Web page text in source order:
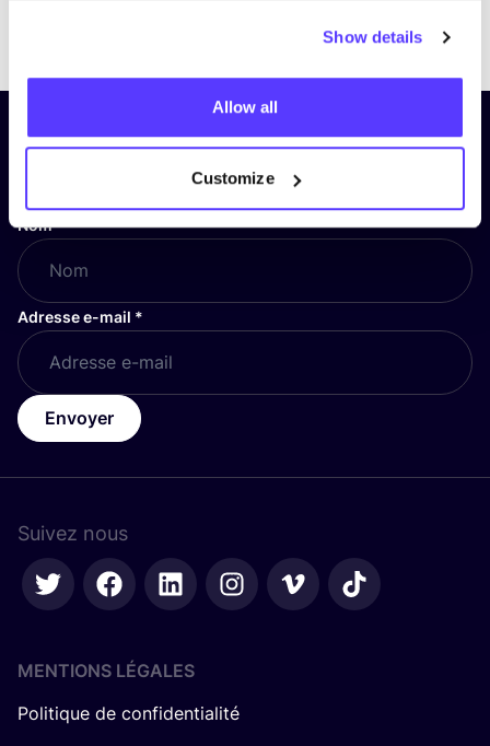
Show details
Allow all
Customize
Inscrivez-vous à notre lettre
d’information et restez informé !
Nom*
Adresse e-mail *
Envoyer
Suivez nous
MENTIONS LÉGALES
Politique de confidentialité